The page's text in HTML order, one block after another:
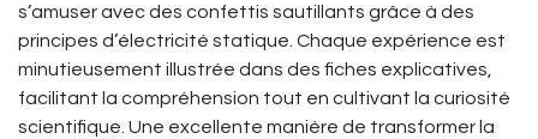
s’amuser avec des confettis sautillants grâce à des
principes d’électricité statique. Chaque expérience est
minutieusement illustrée dans des fiches explicatives,
facilitant la compréhension tout en cultivant la curiosité
scientifique. Une excellente manière de transformer la